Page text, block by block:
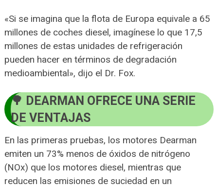
«Si se imagina que la flota de Europa equivale a 65
millones de coches diesel, imagínese lo que 17,5
millones de estas unidades de refrigeración
pueden hacer en términos de degradación
medioambiental», dijo el Dr. Fox.
DEARMAN OFRECE UNA SERIE
DE VENTAJAS
En las primeras pruebas, los motores Dearman
emiten un 73% menos de óxidos de nitrógeno
(NOx) que los motores diesel, mientras que
reducen las emisiones de suciedad en un